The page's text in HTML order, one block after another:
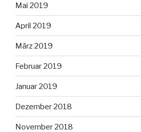
Mai 2019
April 2019
März 2019
Februar 2019
Januar 2019
Dezember 2018
November 2018